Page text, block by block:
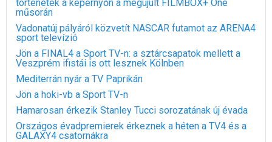
történetek a képernyőn a megújult FILMBOX+ One
műsorán
Vadonatúj pályáról közvetít NASCAR futamot az ARENA4
sport televízió
Jön a FINAL4 a Sport TV-n: a sztárcsapatok mellett a
Veszprém ifistái is ott lesznek Kölnben
Mediterrán nyár a TV Paprikán
Jön a hoki-vb a Sport TV-n
Hamarosan érkezik Stanley Tucci sorozatának új évada
Országos évadpremierek érkeznek a héten a TV4 és a
GALAXY4 csatornákra